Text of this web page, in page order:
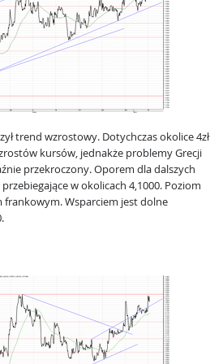
trend wzrostowy. Dotychczas okolice 4zł
kursów, jednakże problemy Grecji
przekroczony. Oporem dla dalszych
w okolicach 4,1000. Poziom
Wsparciem jest dolne